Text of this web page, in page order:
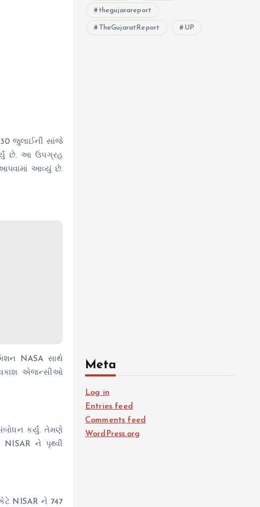
જુલાઈની સાંજે
છે. આ ઉપગ્રહ
આપવામાં આવ્યું છે.
NASA સાથે
એજન્સીઓ
કર્યું. તેમણે
NISAR ને પૃથ્વી
NISAR ને 747
thegujarareport
TheGujaratReport UP
Meta
Log in
Entries feed
Comments feed
WordPress.org